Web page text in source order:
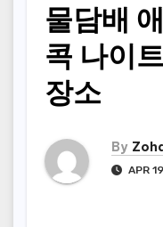
물담배
콕 나이
장소
By
APR